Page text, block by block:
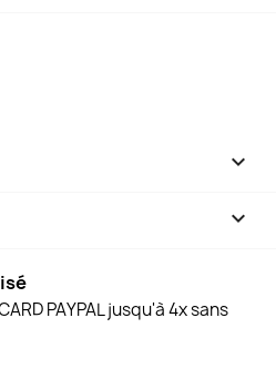


PAYPAL jusqu'à 4x sans